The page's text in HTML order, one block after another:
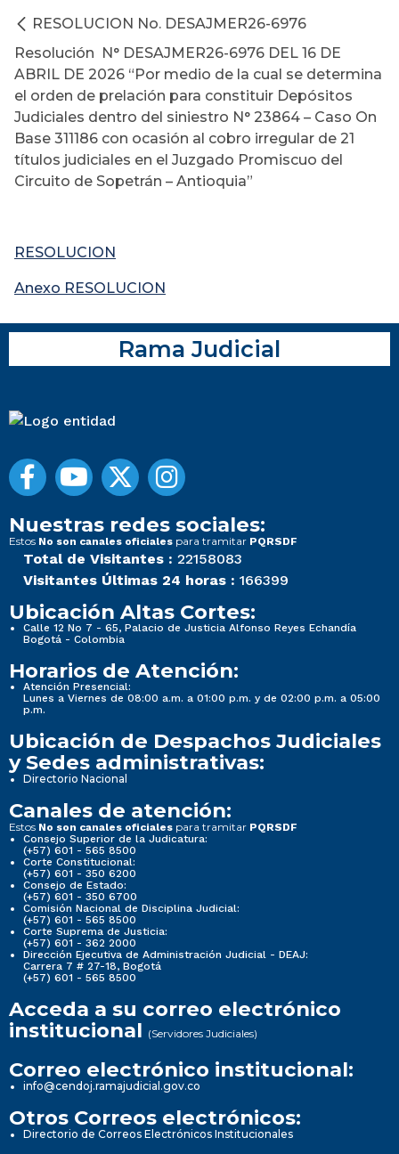
RESOLUCION No. DESAJMER26-6976
Resolución N° DESAJMER26-6976 DEL 16 DE
ABRIL DE 2026 “Por medio de la cual se determina
el orden de prelación para constituir Depósitos
Judiciales dentro del siniestro N° 23864 – Caso On
Base 311186 con ocasión al cobro irregular de 21
títulos judiciales en el Juzgado Promiscuo del
Circuito de Sopetrán – Antioquia”
RESOLUCION
Anexo RESOLUCION
Rama Judicial
Nuestras redes sociales:
Estos No son canales oficiales para tramitar PQRSDF
Total de Visitantes : 22158083
Visitantes Últimas 24 horas : 166399
Ubicación Altas Cortes:
Calle 12 No 7 - 65, Palacio de Justicia Alfonso Reyes Echandía
Bogotá - Colombia
Horarios de Atención:
Atención Presencial:
Lunes a Viernes de 08:00 a.m. a 01:00 p.m. y de 02:00 p.m. a 05:00
p.m.
Ubicación de Despachos Judiciales
y Sedes administrativas:
Directorio Nacional
Canales de atención:
Estos No son canales oficiales para tramitar PQRSDF
Consejo Superior de la Judicatura:
(+57) 601 - 565 8500
Corte Constitucional:
(+57) 601 - 350 6200
Consejo de Estado:
(+57) 601 - 350 6700
Comisión Nacional de Disciplina Judicial:
(+57) 601 - 565 8500
Corte Suprema de Justicia:
(+57) 601 - 362 2000
Dirección Ejecutiva de Administración Judicial - DEAJ:
Carrera 7 # 27-18, Bogotá
(+57) 601 - 565 8500
Acceda a su correo electrónico
institucional (Servidores Judiciales)
Correo electrónico institucional:
info@cendoj.ramajudicial.gov.co
Otros Correos electrónicos:
Directorio de Correos Electrónicos Institucionales